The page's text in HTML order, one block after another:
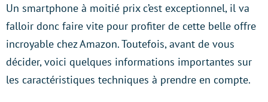
Un smartphone à moitié prix c’est exceptionnel, il va
falloir donc faire vite pour profiter de cette belle offre
incroyable chez Amazon. Toutefois, avant de vous
décider, voici quelques informations importantes sur
les caractéristiques techniques à prendre en compte.